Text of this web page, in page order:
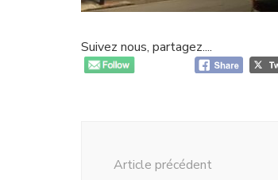
Suivez nous, partagez....
Article précédent